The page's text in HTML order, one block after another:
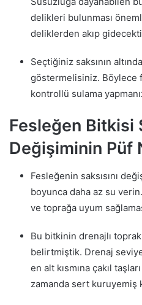
delikleri bulunması
deliklerden akıp
Seçtiğiniz saksının
göstermelisiniz. Böylece
kontrollü sulama
Fesleğen Bitkisi
Değişiminin Püf
Fesleğenin saksısını
boyunca daha az su
ve toprağa uyum
Bu bitkinin drenajlı
belirtmiştik. Drenaj
en alt kısmına çakıl
zamanda sert kuruyemiş